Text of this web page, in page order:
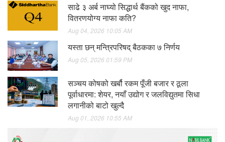
साढे ३ अर्ब नाघ्यो सिद्धार्थ बैंकको खुद नाफा,
वितरणयोग्य नाफा कति?
Aug 04, 2026 10:05 AM
यस्ता छन् मन्त्रिपरिषद् बैठकका ७ निर्णय
Aug 05, 2026 01:59 PM
सञ्चय कोषको खर्बौ रकम पूँजी बजार र ठूला
पूर्वाधारमा: शेयर, नयाँ उद्योग र जलविद्युतमा सिधा
लगानीको बाटो खुल्दै
Aug 01, 2026 10:55 AM